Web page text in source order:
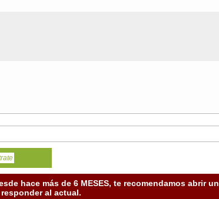
hace más de 6 MESES, te recomendamos abrir un
al actual.